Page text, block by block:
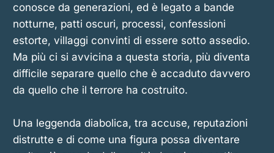
conosce da generazioni, ed è legato a bande
notturne, patti oscuri, processi, confessioni
estorte, villaggi convinti di essere sotto assedio.
Ma più ci si avvicina a questa storia, più diventa
difficile separare quello che è accaduto davvero
da quello che il terrore ha costruito.
Una leggenda diabolica, tra accuse, reputazioni
distrutte e di come una figura possa diventare